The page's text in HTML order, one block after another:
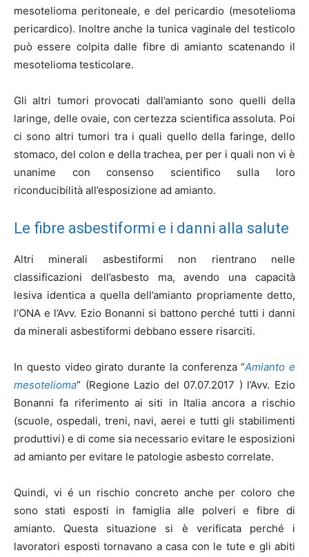
mesotelioma peritoneale, e del pericardio (mesotelioma
pericardico). Inoltre anche la tunica vaginale del testicolo
può essere colpita dalle fibre di amianto scatenando il
mesotelioma testicolare.
Gli altri tumori provocati dall’amianto sono quelli della
laringe, delle ovaie, con certezza scientifica assoluta. Poi
ci sono altri tumori tra i quali quello della faringe, dello
stomaco, del colon e della trachea, per per i quali non vi è
unanime con consenso scientifico sulla loro
riconducibilità all’esposizione ad amianto.
Le fibre asbestiformi e i danni alla salute
Altri minerali asbestiformi non rientrano nelle
classificazioni dell’asbesto ma, avendo una capacità
lesiva identica a quella dell’amianto propriamente detto,
l’ONA e l’Avv. Ezio Bonanni si battono perché tutti i danni
da minerali asbestiformi debbano essere risarciti.
In questo video girato durante la conferenza “Amianto e
mesotelioma” (Regione Lazio del 07.07.2017 ) l’Avv. Ezio
Bonanni fa riferimento ai siti in Italia ancora a rischio
(scuole, ospedali, treni, navi, aerei e tutti gli stabilimenti
produttivi) e di come sia necessario evitare le esposizioni
ad amianto per evitare le patologie asbesto correlate.
Quindi, vi é un rischio concreto anche per coloro che
sono stati esposti in famiglia alle polveri e fibre di
amianto. Questa situazione si è verificata perché i
lavoratori esposti tornavano a casa con le tute e gli abiti